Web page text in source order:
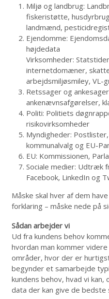
Miljø og landbrug:
fiskeristøtte,
landmænd,
Ejendomme:
højdedata
Virksomheder:
internetdomæner,
arbejdsmiljøsmiley, VL-
Retssager og
ankenævnsafgørelser,
Politi: Politiets
risikovirksomheder
Myndigheder:
kommunalvalg og EU-
EU: Kommissionen,
Sociale medier: Udtræk
Facebook, LinkedIn og
Måske skal hver af dem
forklaring – måske nede på
Sådan arbejder vi
Ud fra kundens behov
hvordan man kommer
områder, hvor der er
begynder et samarbejde
kundens behov, hvad vi kan,
data der kan give de bedste